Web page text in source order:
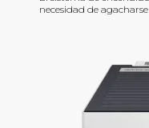
necesidad de